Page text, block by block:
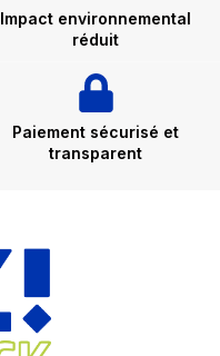
Impact environnemental
réduit
Paiement sécurisé et
transparent